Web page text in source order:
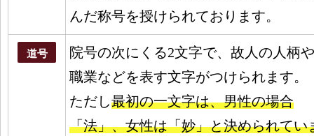
んだ称号を授けられております。
道号
院号の次にくる2文字で、故人の人柄や
職業などを表す文字がつけられます。
ただし最初の一文字は、男性の場合
「法」、女性は「妙」と決められてい